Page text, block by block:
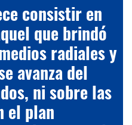
consistir en
que brindó
radiales y
avanza del
ni sobre las
el plan